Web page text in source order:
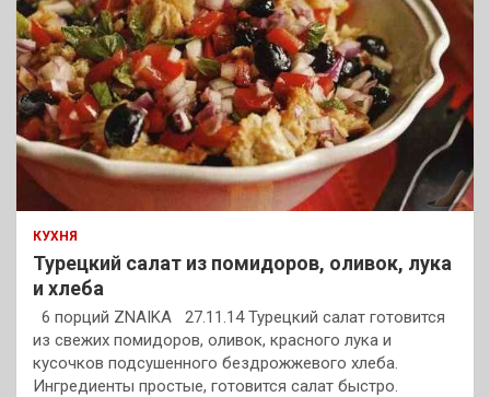
КУХНЯ
Турецкий салат из помидоров, оливок, лука
и хлеба
6 порций ZNAIKA 27.11.14 Турецкий салат готовится
из свежих помидоров, оливок, красного лука и
кусочков подсушенного бездрожжевого хлеба.
Ингредиенты простые, готовится салат быстро.